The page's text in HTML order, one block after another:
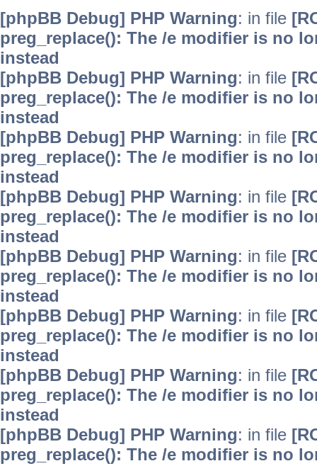
[phpBB Debug] PHP Warning: in file
preg_replace(): The /e modifier is no
instead
[phpBB Debug] PHP Warning: in file
preg_replace(): The /e modifier is no
instead
[phpBB Debug] PHP Warning: in file
preg_replace(): The /e modifier is no
instead
[phpBB Debug] PHP Warning: in file
preg_replace(): The /e modifier is no
instead
[phpBB Debug] PHP Warning: in file
preg_replace(): The /e modifier is no
instead
[phpBB Debug] PHP Warning: in file
preg_replace(): The /e modifier is no
instead
[phpBB Debug] PHP Warning: in file
preg_replace(): The /e modifier is no
instead
[phpBB Debug] PHP Warning: in file
preg_replace(): The /e modifier is no